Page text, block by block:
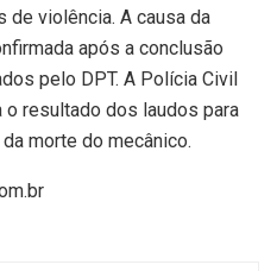
de violência. A causa da
após a conclusão
pelo DPT. A Polícia Civil
o resultado dos laudos para
morte do mecânico.